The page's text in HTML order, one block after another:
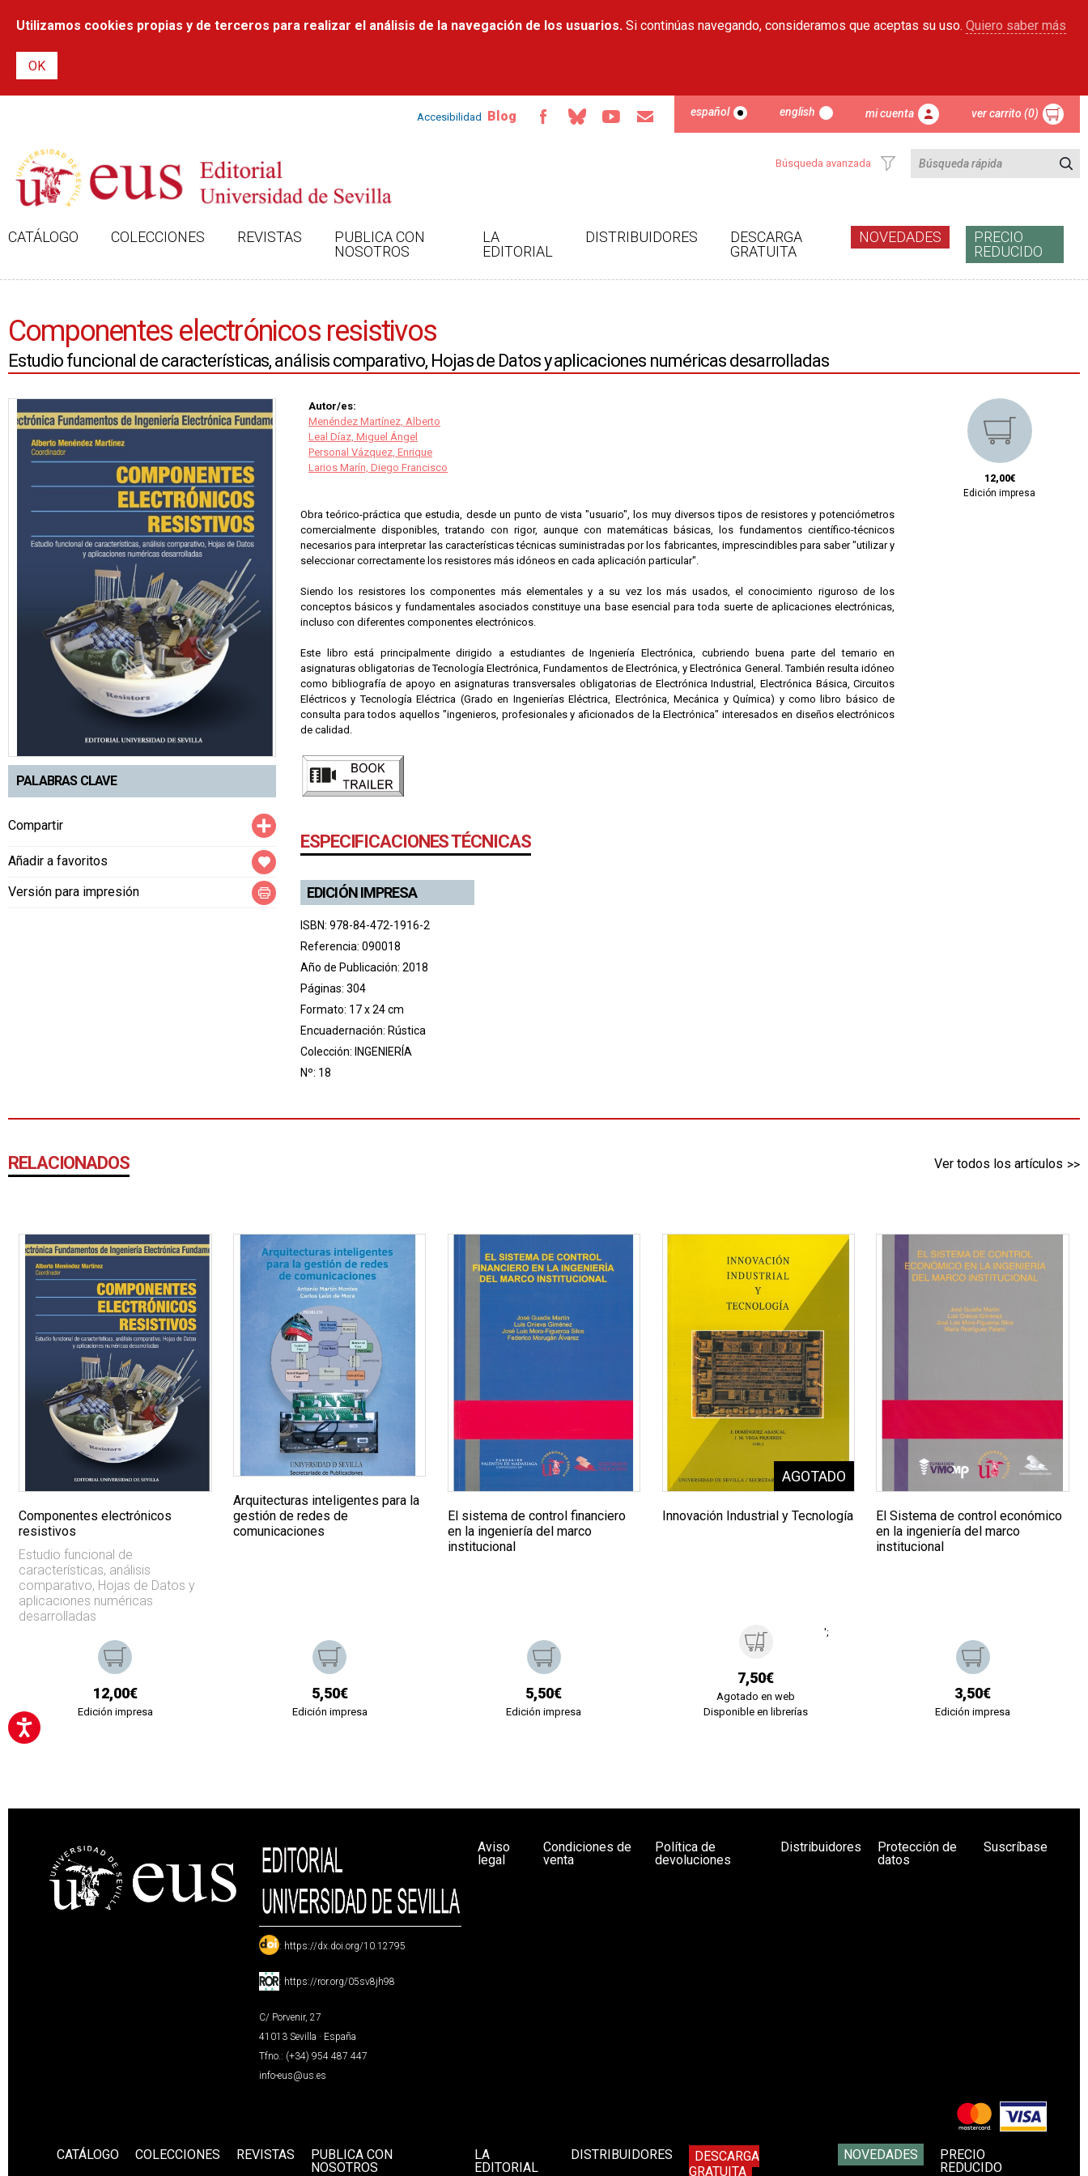
contenido
Utilizamos cookies propias y de terceros para realizar el análisis de la navegación de los usuarios. Si continúas navegando, consideramos que aceptas su uso. Quiero saber más
Accesibilidad Blog español english mi cuenta ver carrito (0)
Búsqueda avanzada
CATÁLOGO COLECCIONES REVISTAS
PUBLICA CON
NOSOTROS
LA
EDITORIAL
DISTRIBUIDORES
DESCARGA
GRATUITA
NOVEDADES
PRECIO
REDUCIDO
Componentes electrónicos resistivos
Estudio funcional de características, análisis comparativo, Hojas de Datos y aplicaciones numéricas desarrolladas
PALABRAS CLAVE
Compartir
Añadir a favoritos
Versión para impresión
Autor/es:
Menéndez Martínez, Alberto
Leal Díaz, Miguel Ángel
Personal Vázquez, Enrique
Larios Marín, Diego Francisco
Obra teórico-práctica que estudia, desde un punto de vista "usuario", los muy diversos tipos de resistores y potenciómetros
comercialmente disponibles, tratando con rigor, aunque con matemáticas básicas, los fundamentos científico-técnicos
necesarios para interpretar las características técnicas suministradas por los fabricantes, imprescindibles para saber "utilizar y
seleccionar correctamente los resistores más idóneos en cada aplicación particular".
Siendo los resistores los componentes más elementales y a su vez los más usados, el conocimiento riguroso de los
conceptos básicos y fundamentales asociados constituye una base esencial para toda suerte de aplicaciones electrónicas,
incluso con diferentes componentes electrónicos.
Este libro está principalmente dirigido a estudiantes de Ingeniería Electrónica, cubriendo buena parte del temario en
asignaturas obligatorias de Tecnología Electrónica, Fundamentos de Electrónica, y Electrónica General. También resulta idóneo
como bibliografía de apoyo en asignaturas transversales obligatorias de Electrónica Industrial, Electrónica Básica, Circuitos
Eléctricos y Tecnología Eléctrica (Grado en Ingenierías Eléctrica, Electrónica, Mecánica y Química) y como libro básico de
consulta para todos aquellos "ingenieros, profesionales y aficionados de la Electrónica" interesados en diseños electrónicos
de calidad.
ESPECIFICACIONES TÉCNICAS
EDICIÓN IMPRESA
ISBN: 978-84-472-1916-2
Referencia: 090018
Año de Publicación: 2018
Páginas: 304
Formato: 17 x 24 cm
Encuadernación: Rústica
Colección: INGENIERÍA
Nº: 18
12,00€
Edición impresa
RELACIONADOS Ver todos los artículos
Componentes electrónicos
resistivos
Estudio funcional de
características, análisis
comparativo, Hojas de Datos y
aplicaciones numéricas
desarrolladas
12,00€
Edición impresa
Arquitecturas inteligentes para la
gestión de redes de
comunicaciones
5,50€
Edición impresa
El sistema de control financiero
en la ingeniería del marco
institucional
5,50€
Edición impresa
Innovación Industrial y Tecnología
7,50€
Agotado en web
Disponible en librerías
';
El Sistema de control económico
en la ingeniería del marco
institucional
3,50€
Edición impresa
: https://dx.doi.org/10.12795
: https://ror.org/05sv8jh98
C/ Porvenir, 27
41013 Sevilla · España
Tfno.: (+34) 954 487 447
info-eus@us.es
Aviso
legal
Condiciones de
venta
Política de
devoluciones
Distribuidores
Protección de
datos
Suscríbase
CATÁLOGO COLECCIONES REVISTAS
PUBLICA CON
NOSOTROS
LA
EDITORIAL
DISTRIBUIDORES
DESCARGA
GRATUITA
NOVEDADES
PRECIO
REDUCIDO